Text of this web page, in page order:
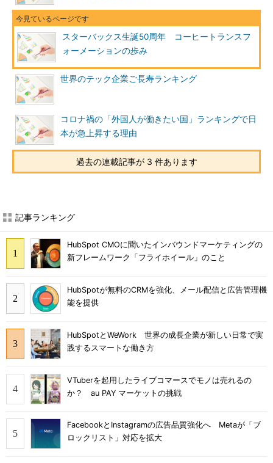
スターバックス生誕50周年 コーヒートランスフ
ォーメーションの歩み
世界のテック企業ご長寿ランキング
コロナ禍の「外国人が働きたい国」ランキングで日
本が急上昇する理由
過去の連載記事が 3 件あります
記事ランキング
HubSpot CMOに聞いたインバウンドマーケティングの
新フレームワーク「フライホイール」のこと
HubSpotが無料のCRMを強化、メール配信と広告管理機
能を提供
HubSpotとWeWork 世界の成長企業が新しい日常で実
践するスマートな働き方
VTuberを起用したライブコマースでモノは売れるの
か？ au PAY マーケットの挑戦
FacebookとInstagramの広告品質強化へ Metaが「ブ
ロックリスト」対応を拡大